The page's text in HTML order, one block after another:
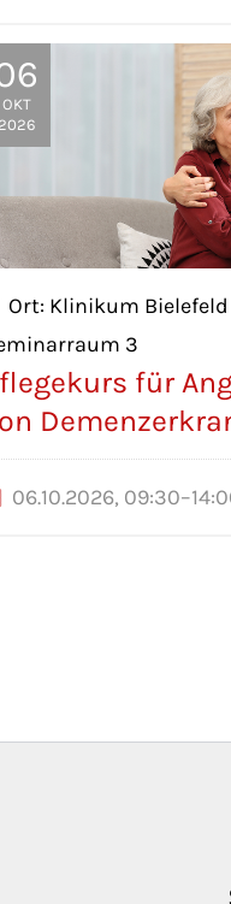
OKT
2026
Ort: Klinikum
3
für
06.10.2026,